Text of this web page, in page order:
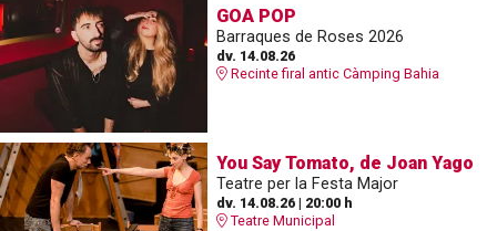
GOA POP
Barraques de Roses 2026
dv. 14.08.26
Recinte firal antic Càmping Bahia
You Say Tomato, de Joan Yago
Teatre per la Festa Major
dv. 14.08.26| 20:00 h
Teatre Municipal